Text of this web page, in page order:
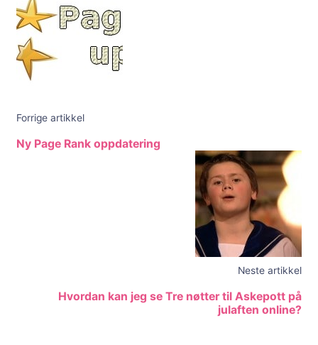
Forrige artikkel
Ny Page Rank oppdatering
Neste artikkel
Hvordan kan jeg se Tre nøtter til Askepott på
julaften online?